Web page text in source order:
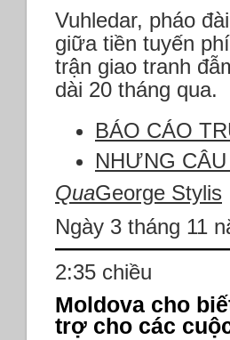
Vuhledar, pháo
giữa tiền tuyến
trận giao tranh
dài 20 tháng qua.
BÁO CÁO
NHƯNG
QuaGeorge Stylis
Ngày 3 tháng 11
2:35 chiều
Moldova cho
trợ cho các